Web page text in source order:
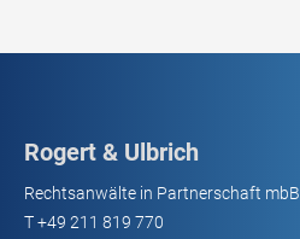
Rogert & Ulbrich
Rechtsanwälte in Partnerschaft mbB
T+49 211 819 770